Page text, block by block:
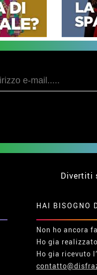
Divertiti
HAI BISOGNO
Non ho ancora
Ho gia
Ho gia ricevuto